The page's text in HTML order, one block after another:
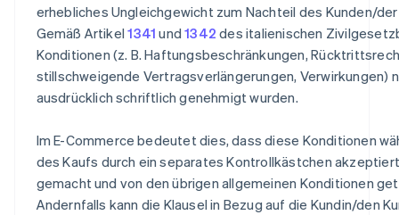
erhebliches Ungleichgewicht zum Nachteil des Kunden/
Gemäß Artikel1341 und1342 des italienischen
Konditionen (z. B. Haftungsbeschränkungen,
stillschweigende Vertragsverlängerungen, Verwirkungen)
ausdrücklich schriftlich genehmigt wurden.
Im E-Commerce bedeutet dies, dass diese Konditionen
des Kaufs durch ein separates Kontrollkästchen
gemacht und von den übrigen allgemeinen Konditionen
Andernfalls kann die Klausel in Bezug auf die Kundin/den